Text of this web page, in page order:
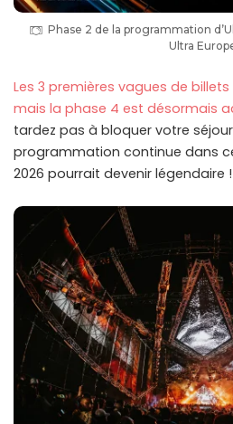
Phase 2 de la programmation
Ultra
Les 3 premières vagues de
mais la phase 4 est désormais
tardez pas à bloquer votre
programmation continue dans
2026 pourrait devenir légendaire !